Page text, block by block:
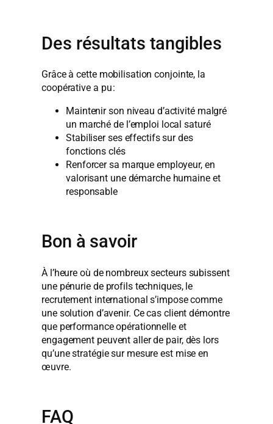
Des résultats tangibles
Grâce à cette mobilisation conjointe, la
coopérative a pu :
Maintenir son niveau d’activité malgré
un marché de l’emploi local saturé
Stabiliser ses effectifs sur des
fonctions clés
Renforcer sa marque employeur, en
valorisant une démarche humaine et
responsable
Bon à savoir
À l’heure où de nombreux secteurs subissent
une pénurie de profils techniques, le
recrutement international s’impose comme
une solution d’avenir. Ce cas client démontre
que performance opérationnelle et
engagement peuvent aller de pair, dès lors
qu’une stratégie sur mesure est mise en
œuvre.
FAQ